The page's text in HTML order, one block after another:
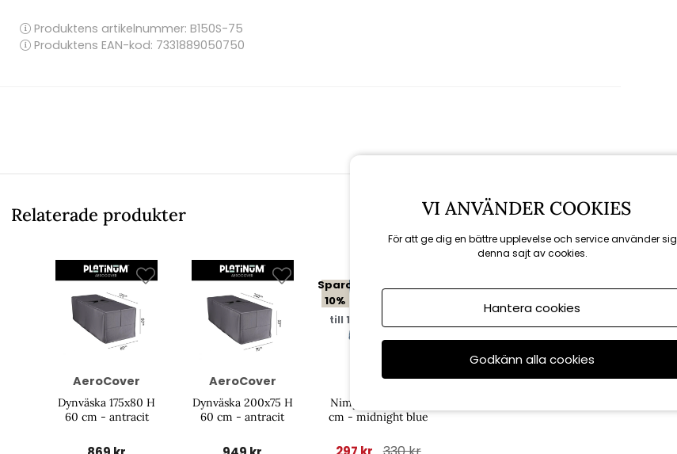
Produktens artikelnummer: B150S-75
Produktens EAN-kod: 7331889050750
Relaterade produkter
AeroCover
Dynväska 175x80 H
60 cm - antracit
AeroCover
Dynväska 200x75 H
60 cm - antracit
Spara
10%
till 16/8
Brafab
Nimy kudde 45x45
cm - midnight blue
VI ANVÄNDER COOKIES
För att ge dig en bättre upplevelse och service använder sig
denna sajt av cookies.
Hantera cookies
Godkänn alla cookies